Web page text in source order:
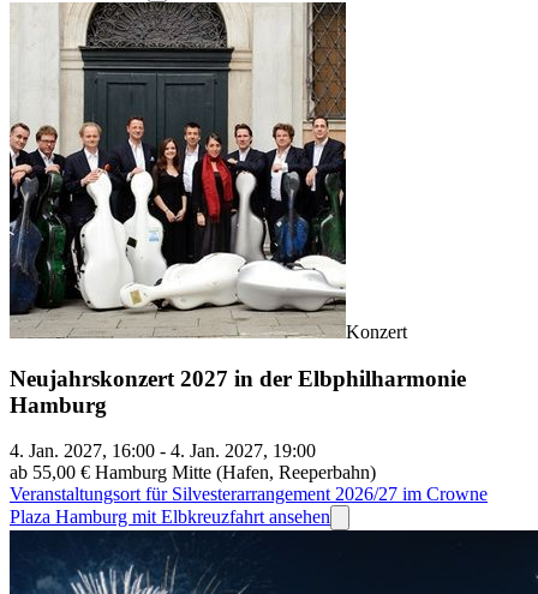
Konzert
Neujahrskonzert 2027 in der Elbphilharmonie
Hamburg
4. Jan. 2027, 16:00 - 4. Jan. 2027, 19:00
ab 55,00 € Hamburg Mitte (Hafen, Reeperbahn)
Veranstaltungsort für Silvesterarrangement 2026/27 im Crowne
Plaza Hamburg mit Elbkreuzfahrt ansehen